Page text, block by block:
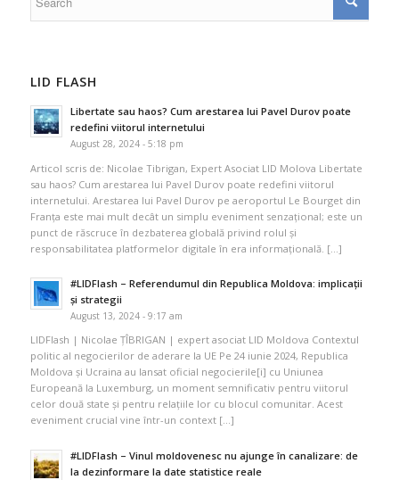
LID FLASH
Libertate sau haos? Cum arestarea lui Pavel Durov poate
redefini viitorul internetului
August 28, 2024 - 5:18 pm
Articol scris de: Nicolae Tibrigan, Expert Asociat LID Molova Libertate
sau haos? Cum arestarea lui Pavel Durov poate redefini viitorul
internetului. Arestarea lui Pavel Durov pe aeroportul Le Bourget din
Franța este mai mult decât un simplu eveniment senzațional; este un
punct de răscruce în dezbaterea globală privind rolul și
responsabilitatea platformelor digitale în era informațională. […]
#LIDFlash – Referendumul din Republica Moldova: implicații
și strategii
August 13, 2024 - 9:17 am
LIDFlash | Nicolae ȚÎBRIGAN | expert asociat LID Moldova Contextul
politic al negocierilor de aderare la UE Pe 24 iunie 2024, Republica
Moldova și Ucraina au lansat oficial negocierile[i] cu Uniunea
Europeană la Luxemburg, un moment semnificativ pentru viitorul
celor două state și pentru relațiile lor cu blocul comunitar. Acest
eveniment crucial vine într-un context […]
#LIDFlash – Vinul moldovenesc nu ajunge în canalizare: de
la dezinformare la date statistice reale